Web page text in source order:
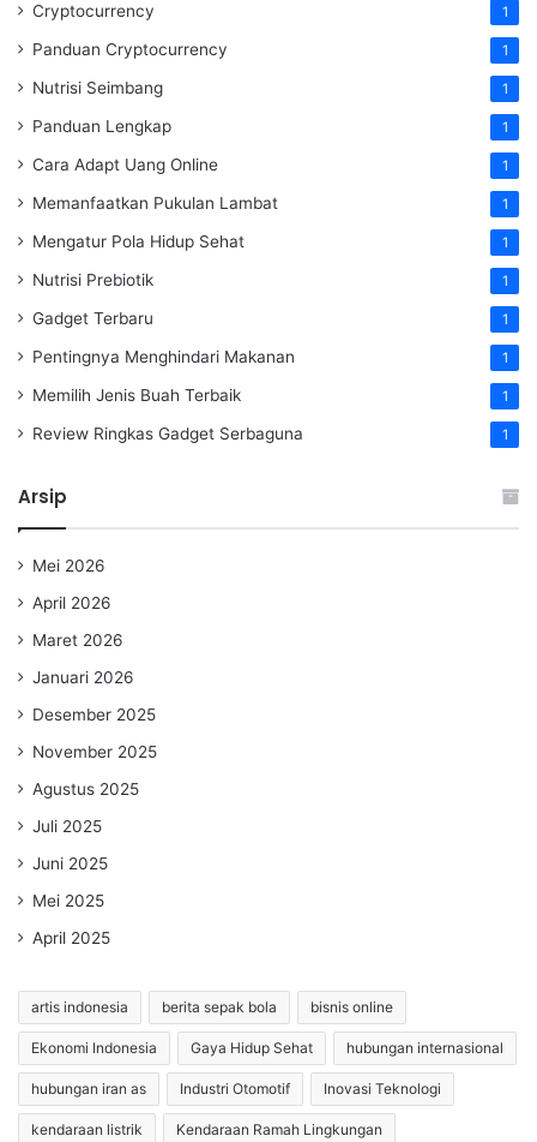
Cryptocurrency 1
Panduan Cryptocurrency 1
Nutrisi Seimbang 1
Panduan Lengkap 1
Cara Adapt Uang Online 1
Memanfaatkan Pukulan Lambat 1
Mengatur Pola Hidup Sehat 1
Nutrisi Prebiotik 1
Gadget Terbaru 1
Pentingnya Menghindari Makanan 1
Memilih Jenis Buah Terbaik 1
Review Ringkas Gadget Serbaguna 1
Arsip
Mei 2026
April 2026
Maret 2026
Januari 2026
Desember 2025
November 2025
Agustus 2025
Juli 2025
Juni 2025
Mei 2025
April 2025
artis indonesia berita sepak bola bisnis online
Ekonomi Indonesia Gaya Hidup Sehat hubungan internasional
hubungan iran as Industri Otomotif Inovasi Teknologi
kendaraan listrik Kendaraan Ramah Lingkungan